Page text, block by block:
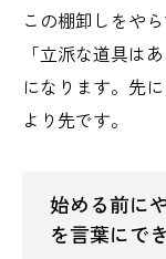
この棚卸しをや
「立派な道具は
になります。先
より先です。
始める前に
を言葉にで